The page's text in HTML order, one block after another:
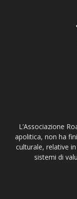
L’Associazione
apolitica, non ha
culturale, relative
sistemi di